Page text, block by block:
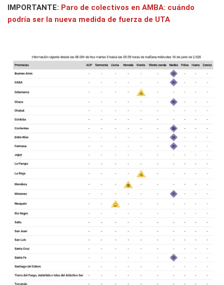
IMPORTANTE: Paro de colectivos en AMBA: cuándo
podría ser la nueva medida de fuerza de UTA